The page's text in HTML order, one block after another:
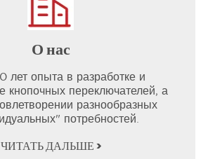
О нас
лет опыта в разработке и
кнопочных переключателей, а
разнообразных
потребностей.
ЧИТАТЬ ДАЛЬШЕ >